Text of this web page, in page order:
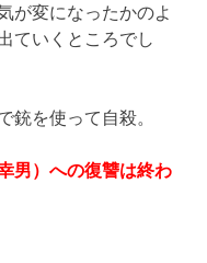
が変になったかのよ
ていくところでし
銃を使って自殺。
男）への復讐は終わ